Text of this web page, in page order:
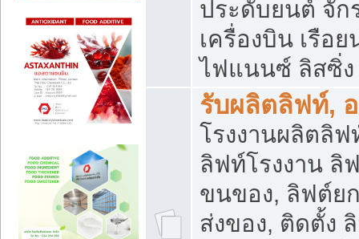
ประดับยนต์ จัก
เครื่องบิน เรือ
ไฟแนนซ์ ลิสซิ่ง
รับผลิตลิฟท์,
โรงงานผลิตลิ
ลิฟท์โรงงาน ลิ
ขนของ, ลิฟต์ย
ส่งของ, ติดตั้ง